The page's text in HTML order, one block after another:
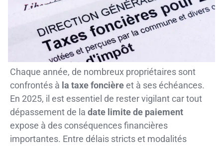
Chaque année, de nombreux propriétaires sont
confrontés à la taxe foncièreet à ses échéances.
En 2025, il est essentiel de rester vigilant car tout
dépassement de la date limite de paiement
expose à des conséquences financières
importantes. Entre délais stricts et modalités